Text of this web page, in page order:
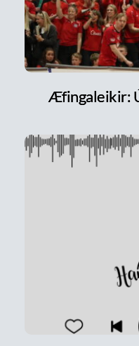
Æfingaleikir: